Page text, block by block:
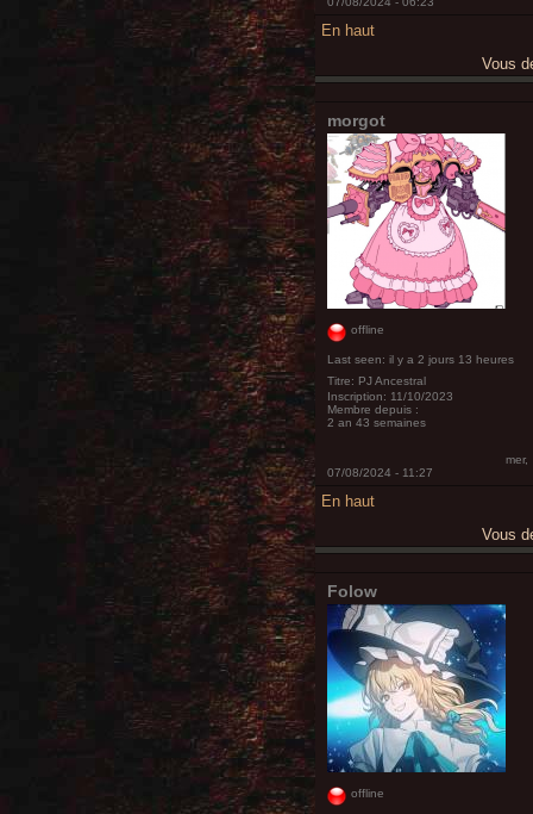
En haut
Vous
morgot
offline
Last seen: il y a 2 jours 13 heures
Titre: PJ Ancestral
Inscription: 11/10/2023
Membre depuis :
2 an 43 semaines
mer,
07/08/2024 - 11:27
En haut
Vous
Folow
offline